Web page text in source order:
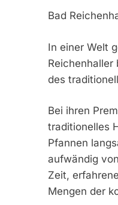
Bad
In einer Welt
Reichenhaller
des
Bei ihren
traditionelles
Pfannen
aufwändig
Zeit,
Mengen der